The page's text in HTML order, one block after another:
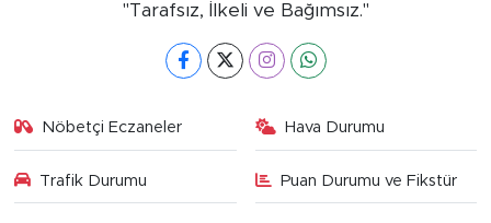
"Tarafsız, İlkeli ve Bağımsız."
Nöbetçi Eczaneler Hava Durumu
Trafik Durumu Puan Durumu ve Fikstür